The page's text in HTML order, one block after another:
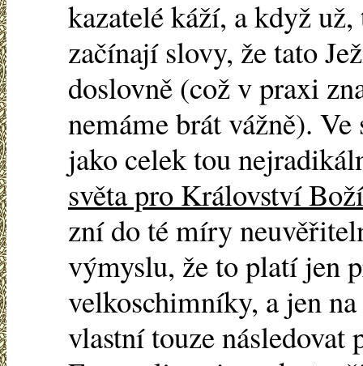
kazatelé káží, a když
začínají slovy, že tato
doslovně (což v praxi
nemáme brát vážně).
jako celek tou
světa pro Království Boží
zní do té míry
výmyslu, že to platí jen
velkoschimníky, a jen
vlastní touze